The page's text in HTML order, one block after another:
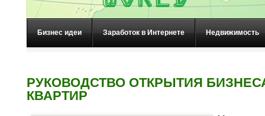
Бизнес идеи Заработок в Интернете Недвижимость
РУКОВОДСТВО ОТКРЫТИЯ
КВАРТИР